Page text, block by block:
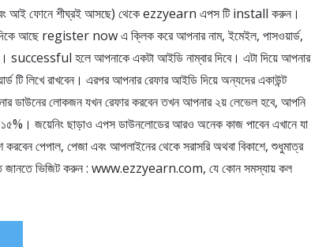
এবং আই ফোনে শীঘ্রই আসছে) থেকে ezzyearn এপস টি install করুন।
আছে register now এ ক্লিক করে আপনার নাম, ইমেইল, পাসওয়ার্ড,
successful হলে আপনাকে একটা আইডি নাম্বার দিবে। এটা দিয়ে আপনার
টি লিখে রাখবেন। এরপর আপনার রেফার আইডি দিয়ে অন্যদের একাউন্ট
ডাউনের লোকজন যখন রেফার করবেন তখন আপনার ২য় লেভেল হবে, আপনি
জয়েনিং ছাড়াও এপস ডাউনলোডের আরও অনেক কাজ পাবেন এখানে যা
পেপাল, পেজা এবং আপলাইনের থেকে সরাসরি অথবা বিকাশে, শুধুমাত্র
জানতে ভিজিট করুন : www.ezzyearn.com, যে কোন সমস্যায় কল